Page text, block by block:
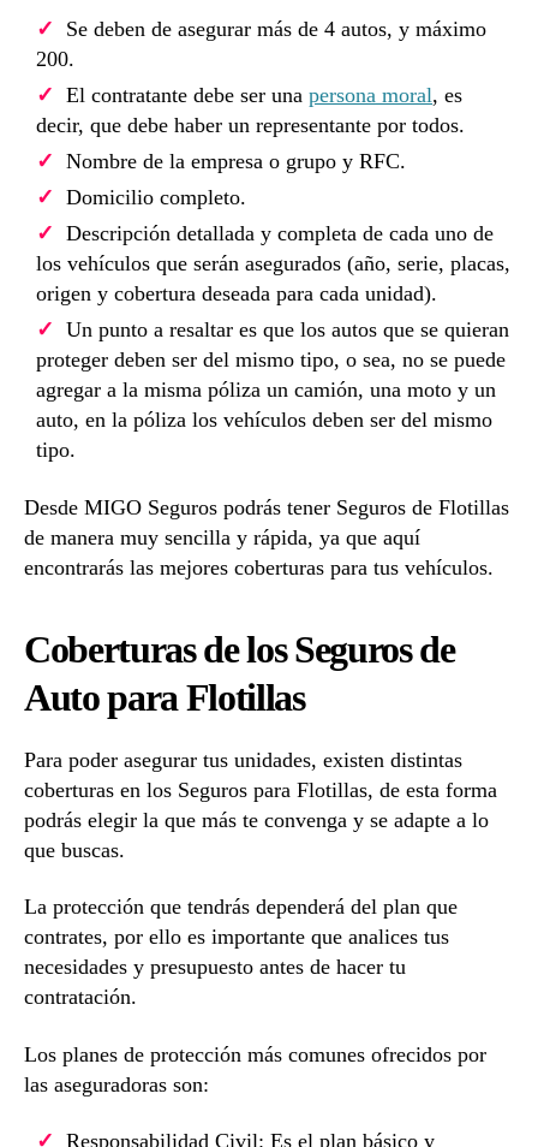
Se deben de asegurar más de 4 autos, y máximo
200.
El contratante debe ser una persona moral, es
decir, que debe haber un representante por todos.
Nombre de la empresa o grupo y RFC.
Domicilio completo.
Descripción detallada y completa de cada uno de
los vehículos que serán asegurados (año, serie, placas,
origen y cobertura deseada para cada unidad).
Un punto a resaltar es que los autos que se quieran
proteger deben ser del mismo tipo, o sea, no se puede
agregar a la misma póliza un camión, una moto y un
auto, en la póliza los vehículos deben ser del mismo
tipo.
Desde MIGO Seguros podrás tener Seguros de Flotillas
de manera muy sencilla y rápida, ya que aquí
encontrarás las mejores coberturas para tus vehículos.
Coberturas de los Seguros de
Auto para Flotillas
Para poder asegurar tus unidades, existen distintas
coberturas en los Seguros para Flotillas, de esta forma
podrás elegir la que más te convenga y se adapte a lo
que buscas.
La protección que tendrás dependerá del plan que
contrates, por ello es importante que analices tus
necesidades y presupuesto antes de hacer tu
contratación.
Los planes de protección más comunes ofrecidos por
las aseguradoras son:
Responsabilidad Civil: Es el plan básico y